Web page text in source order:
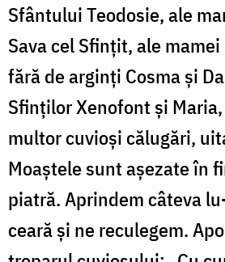
Sfântului Teodosie, ale
Sava cel Sfințit, ale
fără de arginți Cosma și
Sfinților Xenofont și
multor cuvioși călugări,
Moaștele sunt așezate în
piatră. Aprindem câteva
ceară și ne reculegem.